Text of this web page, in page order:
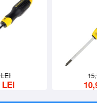
LEI
LEI